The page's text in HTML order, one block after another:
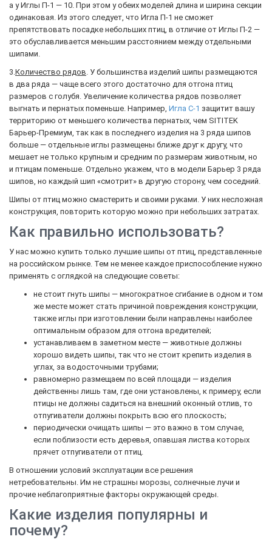
а у Иглы П-1 — 10. При этом у обеих моделей длина и ширина секции
одинаковая. Из этого следует, что Игла П-1 не сможет
препятствовать посадке небольших птиц, в отличие от Иглы П-2 —
это обуславливается меньшим расстоянием между отдельными
шипами.
3.Количество рядов. У большинства изделий шипы размещаются
в два ряда — чаще всего этого достаточно для отгона птиц
размеров с голубя. Увеличение количества рядов позволяет
выгнать и пернатых поменьше. Например, Игла С-1 защитит вашу
территорию от меньшего количества пернатых, чем SITITEK
Барьер-Премиум, так как в последнего изделия на 3 ряда шипов
больше — отдельные иглы размещены ближе друг к другу, что
мешает не только крупным и средним по размерам животным, но
и птицам поменьше. Отдельно укажем, что в модели Барьер 3 ряда
шипов, но каждый шип «смотрит» в другую сторону, чем соседний.
Шипы от птиц можно смастерить и своими руками. У них несложная
конструкция, повторить которую можно при небольших затратах.
Как правильно использовать?
У нас можно купить только лучшие шипы от птиц, представленные
на российском рынке. Тем не менее каждое приспособление нужно
применять с оглядкой на следующие советы:
не стоит гнуть шипы — многократное сгибание в одном и том
же месте может стать причиной повреждения конструкции,
также иглы при изготовлении были направлены наиболее
оптимальным образом для отгона вредителей;
устанавливаем в заметном месте — животные должны
хорошо видеть шипы, так что не стоит крепить изделия в
углах, за водосточными трубами;
равномерно размещаем по всей площади — изделия
действенны лишь там, где они установлены, к примеру, если
птицы не должны садиться на внешний оконный отлив, то
отпугиватели должны покрыть всю его плоскость;
периодически очищать шипы — это важно в том случае,
если поблизости есть деревья, опавшая листва которых
прячет отпугиватели от птиц.
В отношении условий эксплуатации все решения
нетребовательны. Им не страшны морозы, солнечные лучи и
прочие неблагоприятные факторы окружающей среды.
Какие изделия популярны и
почему?